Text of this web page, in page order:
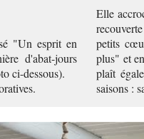
"Un esprit en
d'abat-jours
ci-dessous).
Elle
petits
plus" et
plaît
saisons :